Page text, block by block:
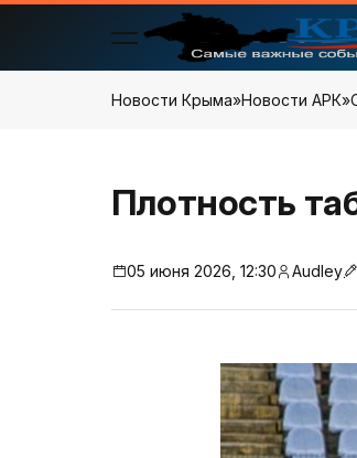
Новости Крыма»Новости АРК»
Плотность
05 июня 2026, 12:30 Audley